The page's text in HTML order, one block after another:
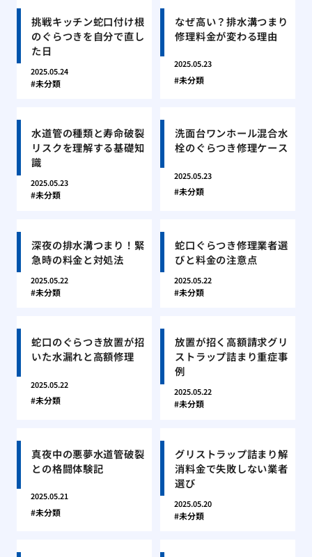
挑戦キッチン蛇口付け根
のぐらつきを自分で直し
た日
2025.05.24
未分類
なぜ高い？排水溝つまり
修理料金が変わる理由
2025.05.23
未分類
水道管の種類と寿命破裂
リスクを理解する基礎知
識
2025.05.23
未分類
洗面台ワンホール混合水
栓のぐらつき修理ケース
2025.05.23
未分類
深夜の排水溝つまり！緊
急時の料金と対処法
2025.05.22
未分類
蛇口ぐらつき修理業者選
びと料金の注意点
2025.05.22
未分類
蛇口のぐらつき放置が招
いた水漏れと高額修理
2025.05.22
未分類
放置が招く高額請求グリ
ストラップ詰まり重症事
例
2025.05.22
未分類
真夜中の悪夢水道管破裂
との格闘体験記
2025.05.21
未分類
グリストラップ詰まり解
消料金で失敗しない業者
選び
2025.05.20
未分類